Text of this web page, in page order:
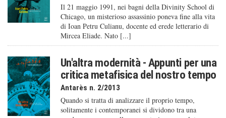
Il 21 maggio 1991, nei bagni della Divinity School di
Chicago, un misterioso assassinio poneva fine alla vita
di Ioan Petru Culianu, docente ed erede letterario di
Mircea Eliade. Nato [...]
Un'altra modernità - Appunti per una
critica metafisica del nostro tempo
Antarès n. 2/2013
Quando si tratta di analizzare il proprio tempo,
solitamente i contemporanei si dividono tra una